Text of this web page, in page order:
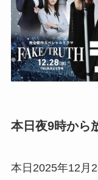
本日夜9時から
本日2025年12月